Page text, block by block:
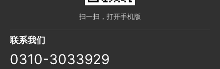
扫一扫，打开手机版
联系我们
0310-3033929